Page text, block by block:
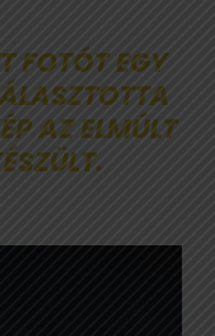
FOTÓT EGY
AZ ELMÚLT